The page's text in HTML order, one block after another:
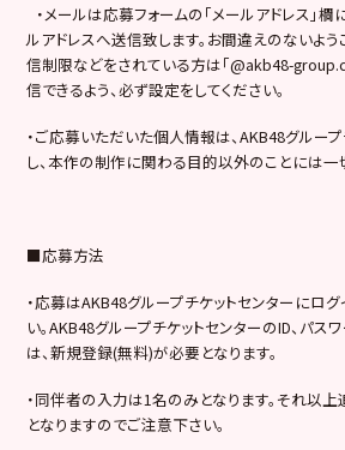
・メールは応募フォームの「メールアドレス」
ルアドレスへ送信致します。お間違えのないよう
信制限などをされている方は「@akb48-
信できるよう、必ず設定をしてください。
・ご応募いただいた個人情報は、AKB48グルー
し、本作の制作に関わる目的以外のことには一
■応募方法
・応募はAKB48グループチケットセンターにロ
い。AKB48グループチケットセンターのID、パス
は、新規登録(無料)が必要となります。
・同伴者の入力は1名のみとなります。それ以上
となりますのでご注意下さい。